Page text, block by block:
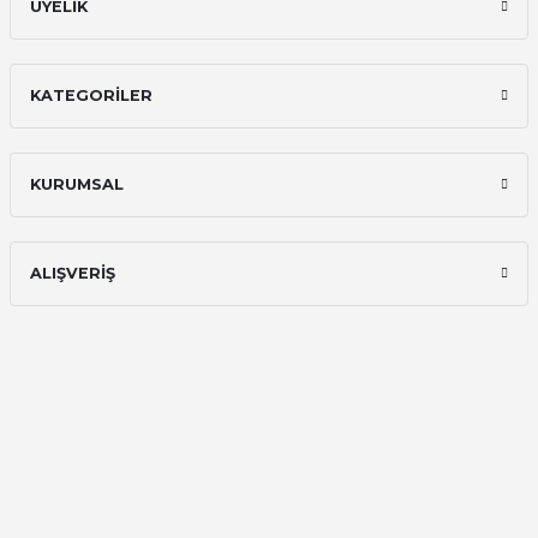
ÜYELİK
KATEGORİLER
KURUMSAL
ALIŞVERİŞ